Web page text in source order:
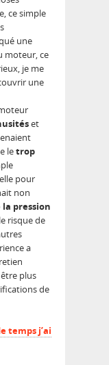
ce simple
une
moteur, ce
je me
une
et
letrop
pour
non
pression
risque de
a
plus
de
temps j’ai